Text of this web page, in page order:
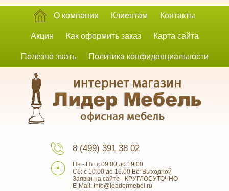
О компании Клиентам Контакты
Акции Как оформить заказ Карта сайта
Полезно знать Политика конфиденциальности
8 (499) 391 38 02
Пн - Пт: с 09.00 до 19.00
Сб: с 10.00 до 16.00 Вс: Выходной
Заявки на сайте - КРУГЛОСУТОЧНО
E-Mail: info@leadermebel.ru